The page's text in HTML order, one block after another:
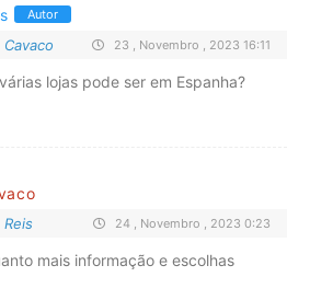
Autor
23 , Novembro , 2023 16:11
lojas pode ser em Espanha?
Reis 24 , Novembro , 2023 0:23
mais informação e escolhas